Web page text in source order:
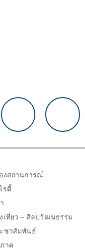
งสถานการณ์
รตี้
เที่ยว – ศิลปวัฒนธรรม
ชาสัมพันธ์
าค